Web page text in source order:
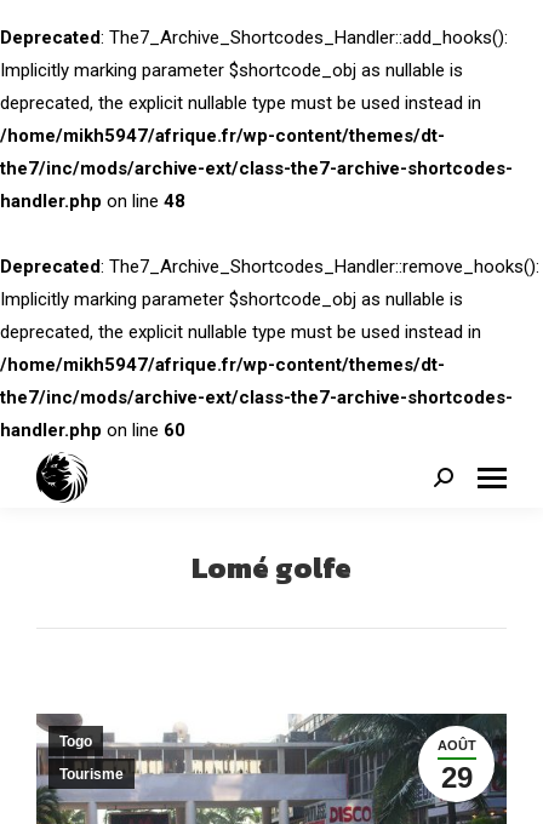
Deprecated: The7_Archive_Shortcodes_Handler::add_hooks():
Implicitly marking parameter $shortcode_obj as nullable is
deprecated, the explicit nullable type must be used instead in
/home/mikh5947/afrique.fr/wp-content/themes/dt-
the7/inc/mods/archive-ext/class-the7-archive-shortcodes-
handler.php on line 48
Deprecated: The7_Archive_Shortcodes_Handler::remove_hooks():
Implicitly marking parameter $shortcode_obj as nullable is
deprecated, the explicit nullable type must be used instead in
/home/mikh5947/afrique.fr/wp-content/themes/dt-
the7/inc/mods/archive-ext/class-the7-archive-shortcodes-
handler.php on line 60
Search:
Lomé golfe
AOÛT
29
Togo
Tourisme